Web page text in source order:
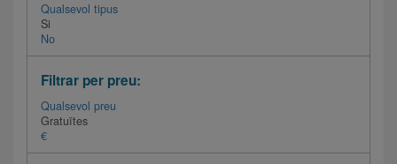
Qualsevol tipus
Si
No
Filtrar per preu:
Qualsevol preu
Gratuïtes
€